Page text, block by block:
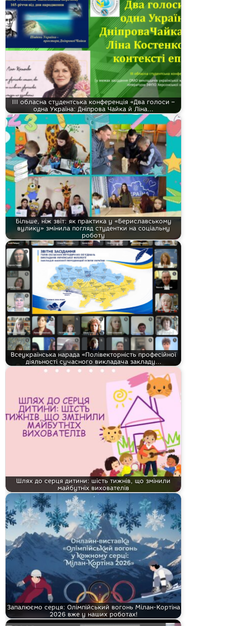
ІІІ обласна студентська конференція «Два голоси –
одна Україна: Дніпрова Чайка й Ліна…
Більше, ніж звіт: як практика у «Бериславському
вулику» змінила погляд студентки на соціальну
роботу
Всеукраїнська нарада «Полівекторність професійної
діяльності сучасного викладача закладу…
Шлях до серця дитини: шість тижнів, що змінили
майбутніх вихователів
Запалюємо серця: Олімпійський вогонь Мілан-Кортіна
2026 вже у наших роботах!